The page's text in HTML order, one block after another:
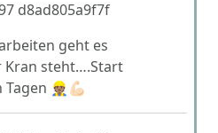
geht es
steht….Start
👷🏽💪🏻